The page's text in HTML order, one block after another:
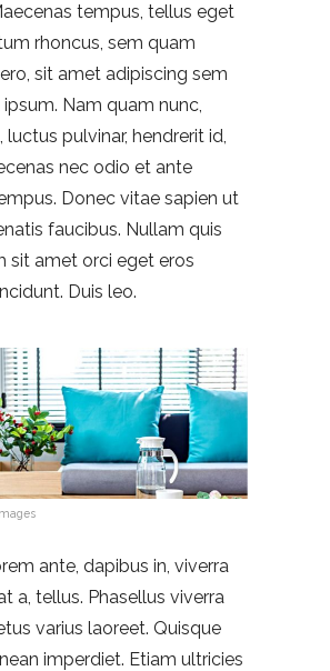
tempus, tellus eget
rhoncus, sem quam
sit amet adipiscing sem
Nam quam nunc,
luctus pulvinar, hendrerit id,
nec odio et ante
Donec vitae sapien ut
faucibus. Nullam quis
sit amet orci eget eros
Duis leo.
ante, dapibus in, viverra
a, tellus. Phasellus viverra
varius laoreet. Quisque
imperdiet. Etiam ultricies